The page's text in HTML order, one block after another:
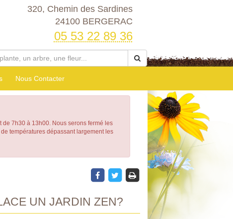
320, Chemin des Sardines
24100 BERGERAC
05 53 22 89 36
Nous Contacter
de 7h30 à 13h00. Nous serons fermé les
températures dépassant largement les
UN JARDIN ZEN?